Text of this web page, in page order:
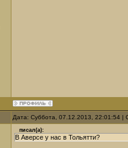
Дата: Суббота, 07.12.2013, 22:01:54
писал(а):
В Аверсе у нас в Тольятти?